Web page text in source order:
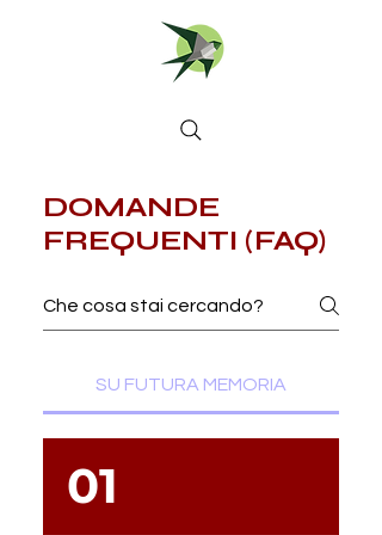
DOMANDE
FREQUENTI (FAQ)
SU FUTURA MEMORIA
01